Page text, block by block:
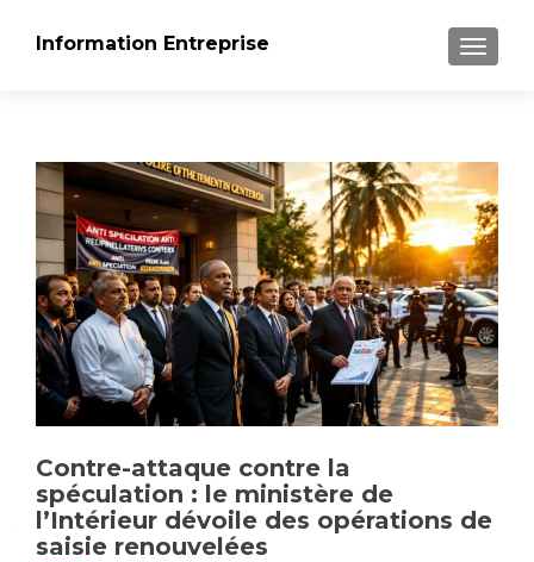
Information Entreprise
Contre-attaque contre la
spéculation : le ministère de
l’Intérieur dévoile des opérations de
saisie renouvelées